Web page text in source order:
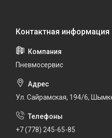
Пневмосервис
Ул. Сайрамская, 194/6,
+7 (778) 245-65-85